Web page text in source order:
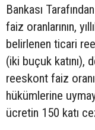
Bankası
faiz oranlarının,
belirlenen ticari
(iki buçuk katını),
reeskont faiz
hükümlerine
ücretin 150 katı